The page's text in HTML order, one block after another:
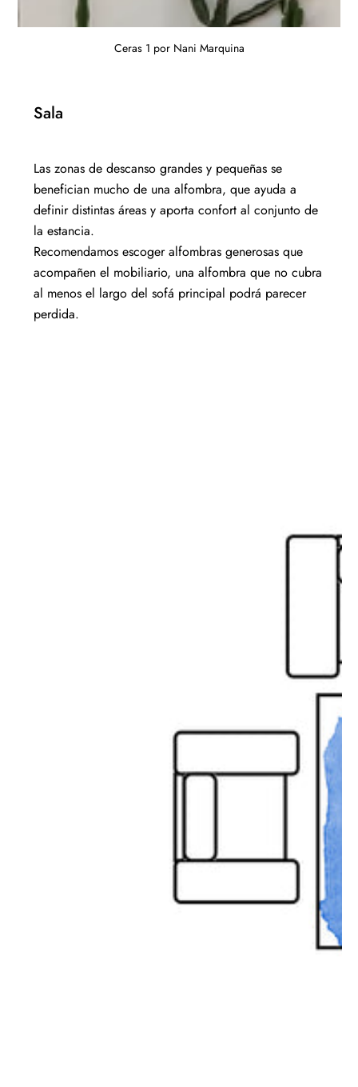
Ceras 1 por Nani Marquina
Sala
Las zonas de descanso grandes y pequeñas se
benefician mucho de una alfombra, que ayuda a
definir distintas áreas y aporta confort al conjunto de
la estancia.
Recomendamos escoger alfombras generosas que
acompañen el mobiliario, una alfombra que no cubra
al menos el largo del sofá principal podrá parecer
perdida.